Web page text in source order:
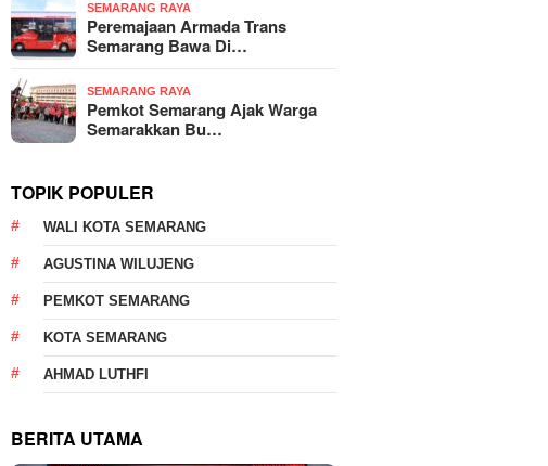
SEMARANG RAYA
Peremajaan Armada Trans
Semarang Bawa Di…
SEMARANG RAYA
Pemkot Semarang Ajak Warga
Semarakkan Bu…
TOPIK POPULER
WALI KOTA SEMARANG
AGUSTINA WILUJENG
PEMKOT SEMARANG
KOTA SEMARANG
AHMAD LUTHFI
BERITA UTAMA